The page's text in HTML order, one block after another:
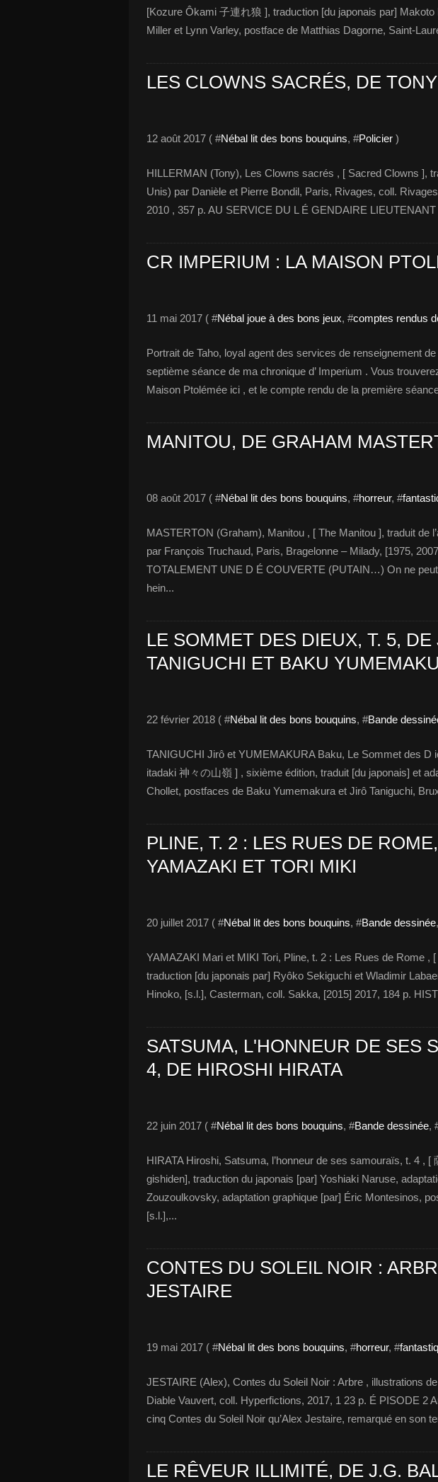
[Kozure Ôkami 子連れ狼 ], traduction [du japonais par]
Miller et Lynn Varley, postface de Matthias Dagorne, Saint-
LES CLOWNS SACRÉS, DE
12 août 2017 ( #Nébal lit des bons bouquins, #Policier )
HILLERMAN (Tony), Les Clowns sacrés , [ Sacred Clowns ],
Unis) par Danièle et Pierre Bondil, Paris, Rivages, coll.
2010 , 357 p. AU SERVICE DU L É GENDAIRE
CR IMPERIUM : LA MAISON
11 mai 2017 ( #Nébal joue à des bons jeux, #comptes rendus
Portrait de Taho, loyal agent des services de renseignement
septième séance de ma chronique d’ Imperium . Vous
Maison Ptolémée ici , et le compte rendu de la première
MANITOU, DE GRAHAM
08 août 2017 ( #Nébal lit des bons bouquins, #horreur, #
MASTERTON (Graham), Manitou , [ The Manitou ], traduit de
par François Truchaud, Paris, Bragelonne – Milady, [1975,
TOTALEMENT UNE D É COUVERTE (PUTAIN…) On ne
hein...
LE SOMMET DES DIEUX, T. 5, DE
TANIGUCHI ET BAKU
22 février 2018 ( #Nébal lit des bons bouquins, #Bande
TANIGUCHI Jirô et YUMEMAKURA Baku, Le Sommet des D
itadaki 神々の山嶺 ] , sixième édition, traduit [du japonais] et
Chollet, postfaces de Baku Yumemakura et Jirô Taniguchi,
PLINE, T. 2 : LES RUES DE
YAMAZAKI ET TORI MIKI
20 juillet 2017 ( #Nébal lit des bons bouquins, #Bande dessinée
YAMAZAKI Mari et MIKI Tori, Pline, t. 2 : Les Rues de Rome ,
traduction [du japonais par] Ryôko Sekiguchi et Wladimir
Hinoko, [s.l.], Casterman, coll. Sakka, [2015] 2017, 184 p.
SATSUMA, L'HONNEUR DE SES
4, DE HIROSHI HIRATA
22 juin 2017 ( #Nébal lit des bons bouquins, #Bande dessinée,
HIRATA Hiroshi, Satsuma, l’honneur de ses samouraïs, t. 4 , [
gishiden], traduction du japonais [par] Yoshiaki Naruse,
Zouzoulkovsky, adaptation graphique [par] Éric Montesinos,
[s.l.],...
CONTES DU SOLEIL NOIR :
JESTAIRE
19 mai 2017 ( #Nébal lit des bons bouquins, #horreur, #
JESTAIRE (Alex), Contes du Soleil Noir : Arbre , illustrations
Diable Vauvert, coll. Hyperfictions, 2017, 1 23 p. É PISODE 2
cinq Contes du Soleil Noir qu’Alex Jestaire, remarqué en son
LE RÊVEUR ILLIMITÉ, DE J.G.